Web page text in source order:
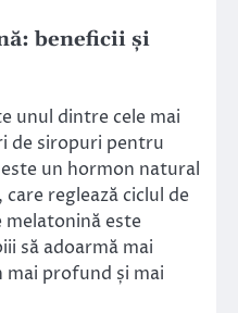
beneficii și
unul dintre cele mai
de siropuri pentru
un hormon natural
reglează ciclul de
melatonină este
să adoarmă mai
mai profund și mai